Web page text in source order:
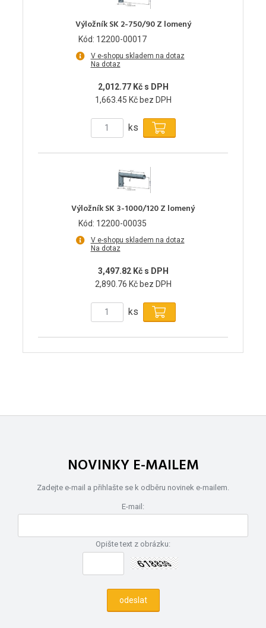
Výložník SK 2-750/90 Z lomený
Kód: 12200-00017
V e-shopu skladem na dotaz
Na dotaz
2,012.77 Kč s DPH
1,663.45 Kč bez DPH
ks
Výložník SK 3-1000/120 Z lomený
Kód: 12200-00035
V e-shopu skladem na dotaz
Na dotaz
3,497.82 Kč s DPH
2,890.76 Kč bez DPH
ks
NOVINKY E-MAILEM
Zadejte e-mail a přihlašte se k odběru novinek e-mailem.
E-mail:
Opište text z obrázku: